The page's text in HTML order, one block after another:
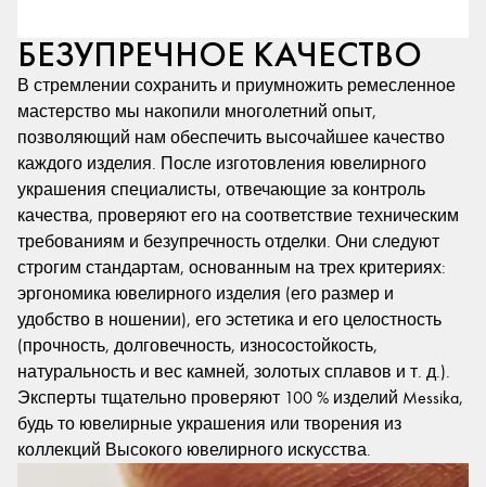
БЕЗУПРЕЧНОЕ КАЧЕСТВО
В стремлении сохранить и приумножить ремесленное
мастерство мы накопили многолетний опыт,
позволяющий нам обеспечить высочайшее качество
каждого изделия. После изготовления ювелирного
украшения специалисты, отвечающие за контроль
качества, проверяют его на соответствие техническим
требованиям и безупречность отделки. Они следуют
строгим стандартам, основанным на трех критериях:
эргономика ювелирного изделия (его размер и
удобство в ношении), его эстетика и его целостность
(прочность, долговечность, износостойкость,
натуральность и вес камней, золотых сплавов и т. д.).
Эксперты тщательно проверяют 100 % изделий Messika,
будь то ювелирные украшения или творения из
коллекций Высокого ювелирного искусства.